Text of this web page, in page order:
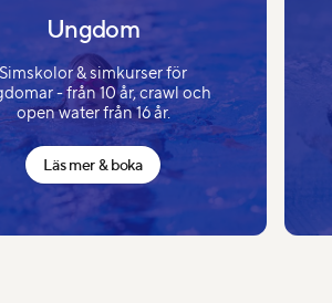
Ungdom
Simskolor & simkurser för
- från 10 år, crawl och
open water från 16 år.
Läs mer & boka